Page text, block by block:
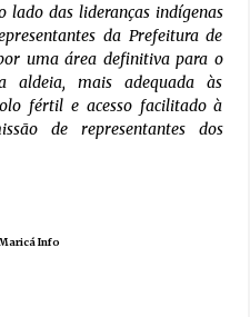
das lideranças indígenas
da Prefeitura de
uma área definitiva para o
aldeia, mais adequada às
fértil e acesso facilitado à
de representantes dos
Info